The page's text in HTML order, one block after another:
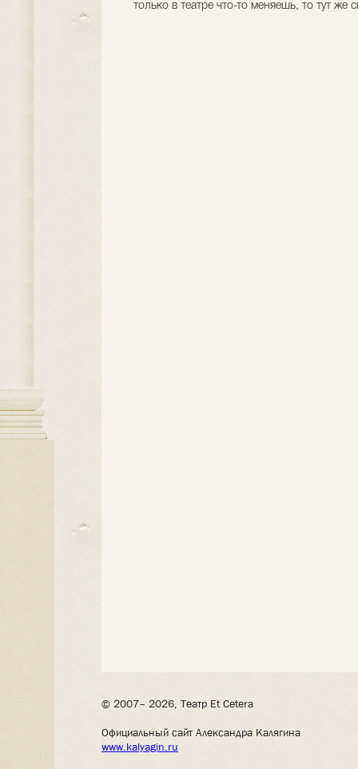
только в театре что-то меняешь, то тут же
© 2007– 2026, Театр Et Cetera
Официальный сайт Александра Калягина
www.kalyagin.ru